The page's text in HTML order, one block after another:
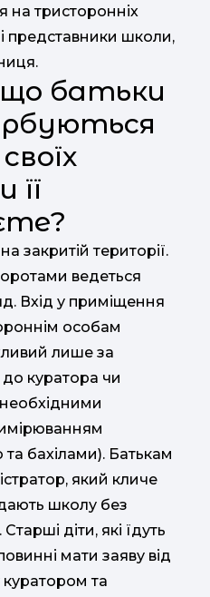
на тристоронніх
представники школи,
що батьки
її
закритій території.
ведеться
Вхід у приміщення
особам
лише за
куратора чи
необхідними
бахілами). Батькам
який кличе
школу без
діти, які їдуть
мати заяву від
куратором та